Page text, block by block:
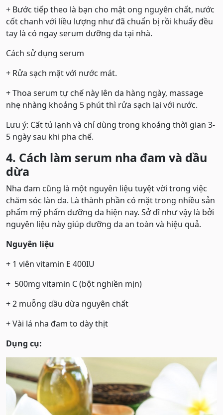
+ Bước tiếp theo là bạn cho mật ong nguyên chất, nước
cốt chanh với liều lượng như đã chuẩn bị rồi khuấy đều
tay là có ngay serum dưỡng da tại nhà.
Cách sử dụng serum
+ Rửa sạch mặt với nước mát.
+ Thoa serum tự chế này lên da hàng ngày, massage
nhẹ nhàng khoảng 5 phút thì rửa sạch lại với nước.
Lưu ý: Cất tủ lạnh và chỉ dùng trong khoảng thời gian 3-
5 ngày sau khi pha chế.
4. Cách làm serum nha đam và dầu
dừa
Nha đam cũng là một nguyên liệu tuyệt vời trong việc
chăm sóc làn da. Là thành phần có mặt trong nhiều sản
phẩm mỹ phẩm dưỡng da hiện nay. Sở dĩ như vậy là bởi
nguyên liệu này giúp dưỡng da an toàn và hiệu quả.
Nguyên liệu
+ 1 viên vitamin E 400IU
+ 500mg vitamin C (bột nghiền mịn)
+ 2 muỗng dầu dừa nguyên chất
+ Vài lá nha đam to dày thịt
Dụng cụ: